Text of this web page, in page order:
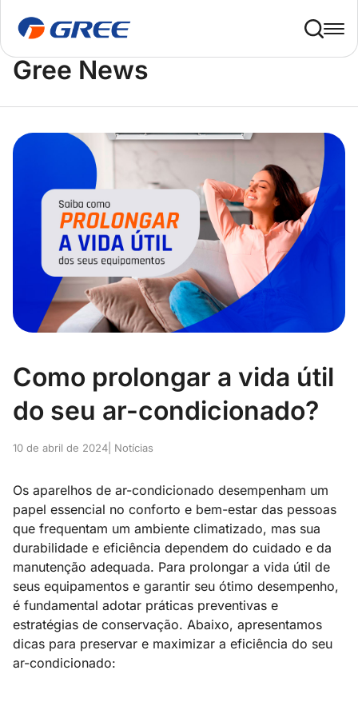
Home Gree News
Gree News
Como prolongar a vida útil
do seu ar-condicionado?
10 de abril de 2024 | Notícias
Os aparelhos de ar-condicionado desempenham um
papel essencial no conforto e bem-estar das pessoas
que frequentam um ambiente climatizado, mas sua
durabilidade e eficiência dependem do cuidado e da
manutenção adequada. Para prolongar a vida útil de
seus equipamentos e garantir seu ótimo desempenho,
é fundamental adotar práticas preventivas e
estratégias de conservação. Abaixo, apresentamos
dicas para preservar e maximizar a eficiência do seu
ar-condicionado: